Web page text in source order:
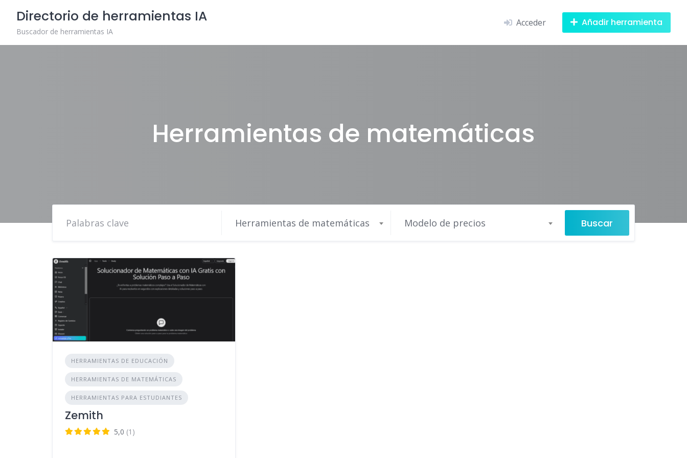
content
Directorio de herramientas IA
Buscador de herramientas IA
Acceder Añadir herramienta
Herramientas de matemáticas
Herramientas de matemáticas Modelo de precios Buscar
HERRAMIENTAS DE EDUCACIÓN
HERRAMIENTAS DE MATEMÁTICAS
HERRAMIENTAS PARA ESTUDIANTES
Zemith
5,0 (1)